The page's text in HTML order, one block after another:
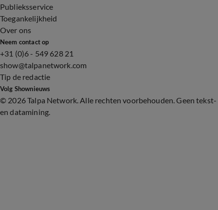
Publieksservice
Toegankelijkheid
Over ons
Neem contact op
+31 (0)6 - 549 628 21
show@talpanetwork.com
Tip de redactie
Volg Shownieuws
© 2026 Talpa Network. Alle rechten voorbehouden. Geen tekst-
en datamining.